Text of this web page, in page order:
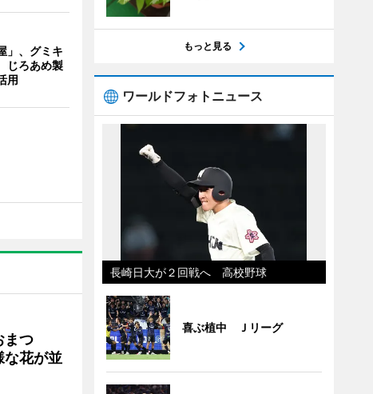
」、グミキ
じろあめ製
用
まつ
花が並
もっと見る
ワールドフォトニュース
長崎日大が２回戦へ 高校野球
喜ぶ植中 Ｊリーグ